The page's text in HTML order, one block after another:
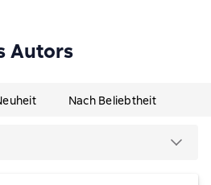
Autors
Nach Beliebtheit